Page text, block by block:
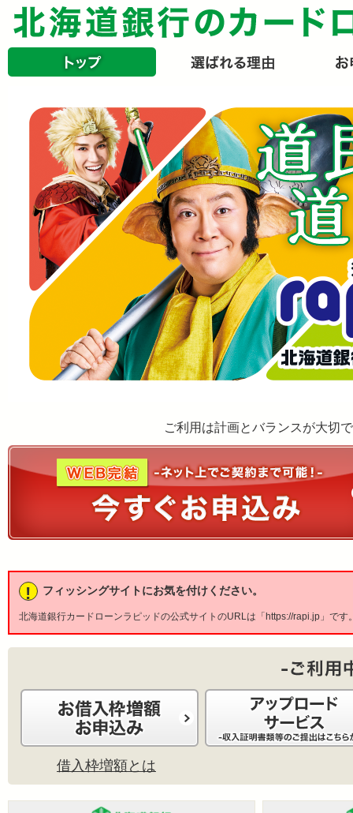
ご利用は計画とバランスが大切
! フィッシングサイトにお気を付けください。
北海道銀行カードローンラピッドの公式サイトのURLは「https://rapi.jp」で
借入枠増額とは